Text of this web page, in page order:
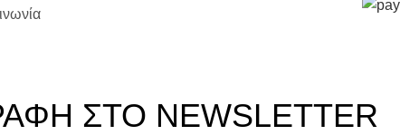
ΣΤΟ NEWSLETTER